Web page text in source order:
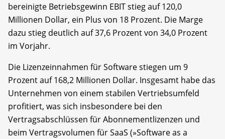
bereinigte Betriebsgewinn EBIT stieg auf 120,0
Millionen Dollar, ein Plus von 18 Prozent. Die Marge
dazu stieg deutlich auf 37,6 Prozent von 34,0 Prozent
im Vorjahr.
Die Lizenzeinnahmen für Software stiegen um 9
Prozent auf 168,2 Millionen Dollar. Insgesamt habe das
Unternehmen von einem stabilen Vertriebsumfeld
profitiert, was sich insbesondere bei den
Vertragsabschlüssen für Abonnementlizenzen und
beim Vertragsvolumen für SaaS (»Software as a